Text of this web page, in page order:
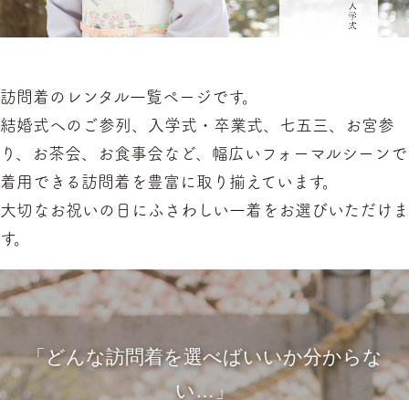
訪問着のレンタル一覧ページです。
結婚式へのご参列、入学式・卒業式、七五三、お宮参
り、お茶会、お食事会など、幅広いフォーマルシーンで
着用できる訪問着を豊富に取り揃えています。
大切なお祝いの日にふさわしい一着をお選びいただけま
す。
「どんな訪問着を選べばいいか分からな
い…」